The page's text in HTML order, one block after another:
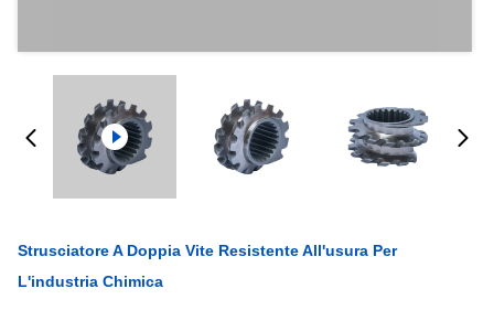
Strusciatore A Doppia Vite Resistente All'usura Per
L'industria Chimica